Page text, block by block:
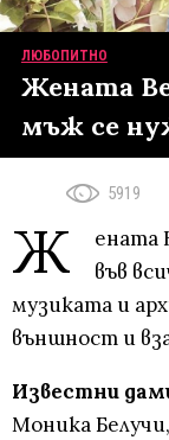
ЛЮБОПИТНО
Жената
мъж се
5919
Ж
ената
във
музиката и
външност и
Известни
Моника